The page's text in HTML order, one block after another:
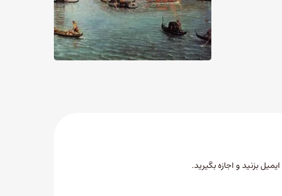
ایمیل بزنید و اجازه بگیرید.